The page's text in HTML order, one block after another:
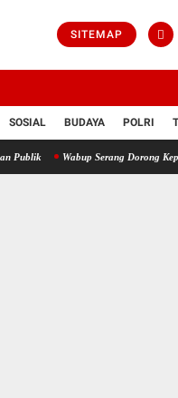
SITEMAP
SOSIAL BUDAYA POLRI
Wabup Serang Dorong Kepala